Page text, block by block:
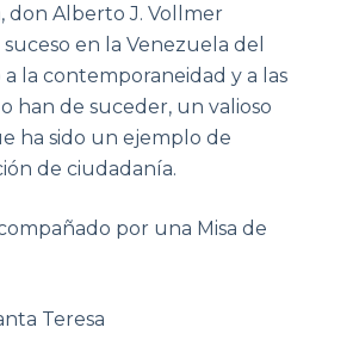
don Alberto J. Vollmer
en la Venezuela del
la contemporaneidad y a las
han de suceder, un valioso
ha sido un ejemplo de
de ciudadanía.
por una Misa de
Teresa